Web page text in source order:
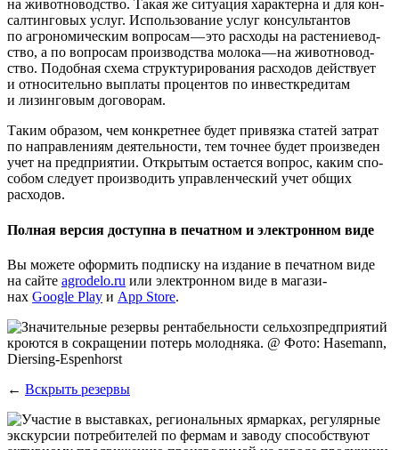
на живот­но­вод­ство. Такая же ситу­а­ция харак­тер­на и для кон­
сал­тин­го­вых услуг. Исполь­зо­ва­ние услуг кон­суль­тан­тов
по агро­но­ми­че­ским вопро­сам — это рас­хо­ды на рас­те­ние­вод­
ство, а по вопро­сам про­из­вод­ства моло­ка — на живот­но­вод­
ство. Подоб­ная схе­ма струк­ту­ри­ро­ва­ния рас­хо­дов дей­ству­ет
и отно­си­тель­но выпла­ты про­цен­тов по инвест­кре­ди­там
и лизин­го­вым договорам.
Таким обра­зом, чем кон­крет­нее будет при­вяз­ка ста­тей затрат
по направ­ле­ни­ям дея­тель­но­сти, тем точ­нее будет про­из­ве­ден
учет на пред­при­я­тии. Откры­тым оста­ет­ся вопрос, каким спо­
со­бом сле­ду­ет про­из­во­дить управ­лен­че­ский учет общих
расходов.
Полная версия доступна в печатном и электронном виде
Вы може­те офор­мить под­пис­ку на изда­ние в печат­ном виде
на сай­те agrodelo.ru или элек­трон­ном виде в мага­зи­
нах Google Play и App Store.
← Вскрыть резервы